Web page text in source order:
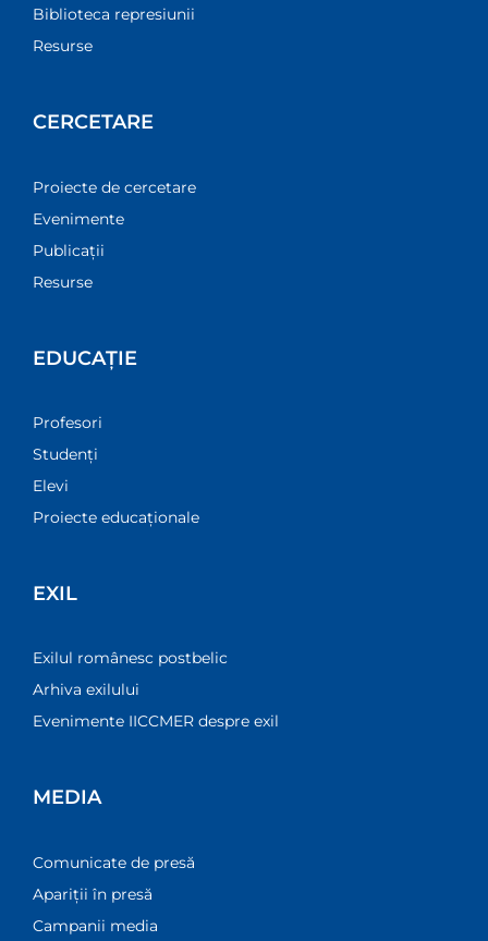
Biblioteca represiunii
Resurse
CERCETARE
Proiecte de cercetare
Evenimente
Publicații
Resurse
EDUCAȚIE
Profesori
Studenți
Elevi
Proiecte educaționale
EXIL
Exilul românesc postbelic
Arhiva exilului
Evenimente IICCMER despre exil
MEDIA
Comunicate de presă
Apariții în presă
Campanii media